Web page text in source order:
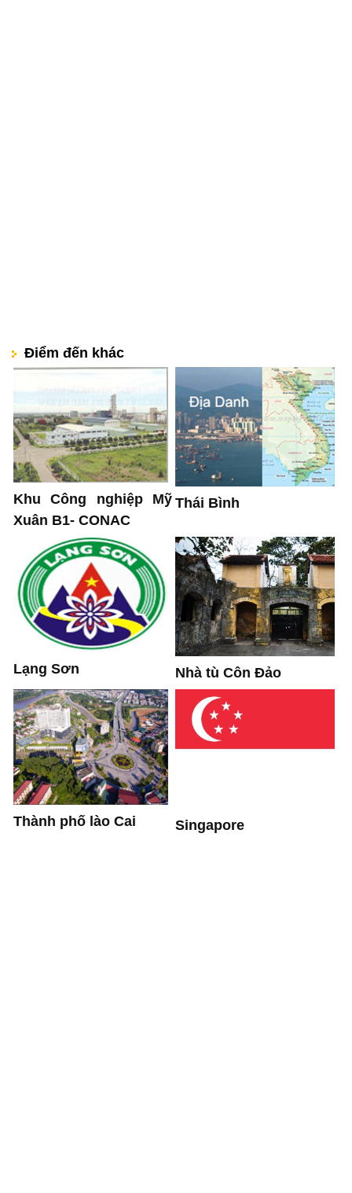
Điểm đến khác
Khu Công nghiệp Mỹ
Xuân B1- CONAC
Thái Bình
Lạng Sơn Nhà tù Côn Đảo
Thành phố lào Cai Singapore